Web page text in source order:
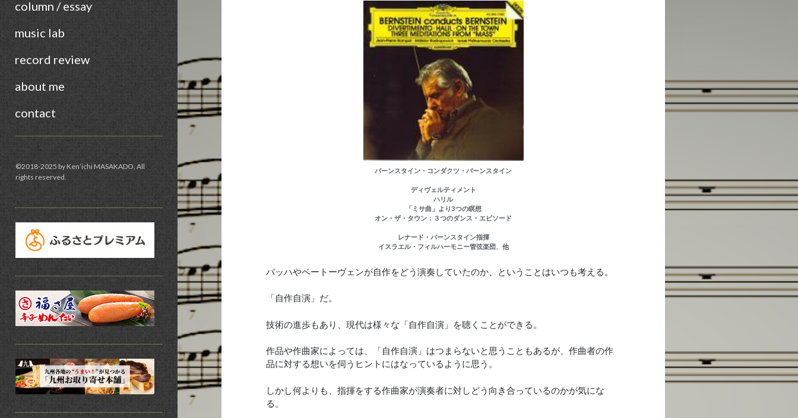
column / essay
music lab
record review
about me
contact
Sidebar
©︎2018-2025 by Ken’ichi MASAKADO, All
rights reserved.
バーンスタイン・コンダクツ・バーンスタイン
ディヴェルティメント
ハリル
「ミサ曲」より3つの瞑想
オン・ザ・タウン：３つのダンス・エピソード
レナード・バーンスタイン指揮
イスラエル・フィルハーモニー管弦楽団、他
バッハやベートーヴェンが自作をどう演奏していたのか、ということはいつも考える。
「自作自演」だ。
技術の進歩もあり、現代は様々な「自作自演」を聴くことができる。
作品や作曲家によっては、「自作自演」はつまらないと思うこともあるが、作曲者の作
品に対する想いを伺うヒントにはなっているように思う。
しかし何よりも、指揮をする作曲家が演奏者に対しどう向き合っているのかが気にな
る。